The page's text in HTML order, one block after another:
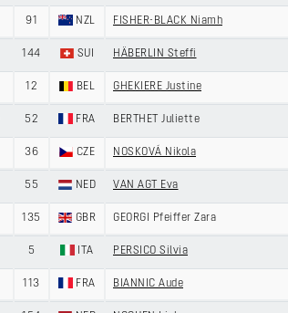
91 NZL FISHER-BLACK Niamh
144 SUI HÄBERLIN Steffi
12 BEL GHEKIERE Justine
52 FRA BERTHET Juliette
36 CZE NOSKOVÁ Nikola
55 NED VAN AGT Eva
135 GBR GEORGI Pfeiffer Zara
5 ITA PERSICO Silvia
113 FRA BIANNIC Aude